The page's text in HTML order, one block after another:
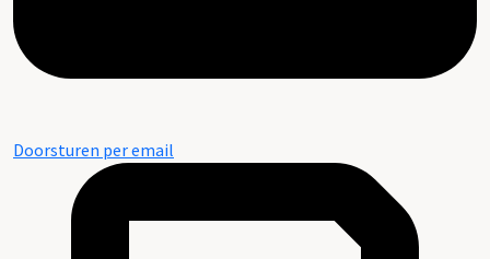
Doorsturen per email